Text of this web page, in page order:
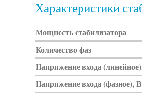
Характеристики
Мощность стабилизатора
Количество фаз
Напряжение входа
Напряжение входа (фазное), В